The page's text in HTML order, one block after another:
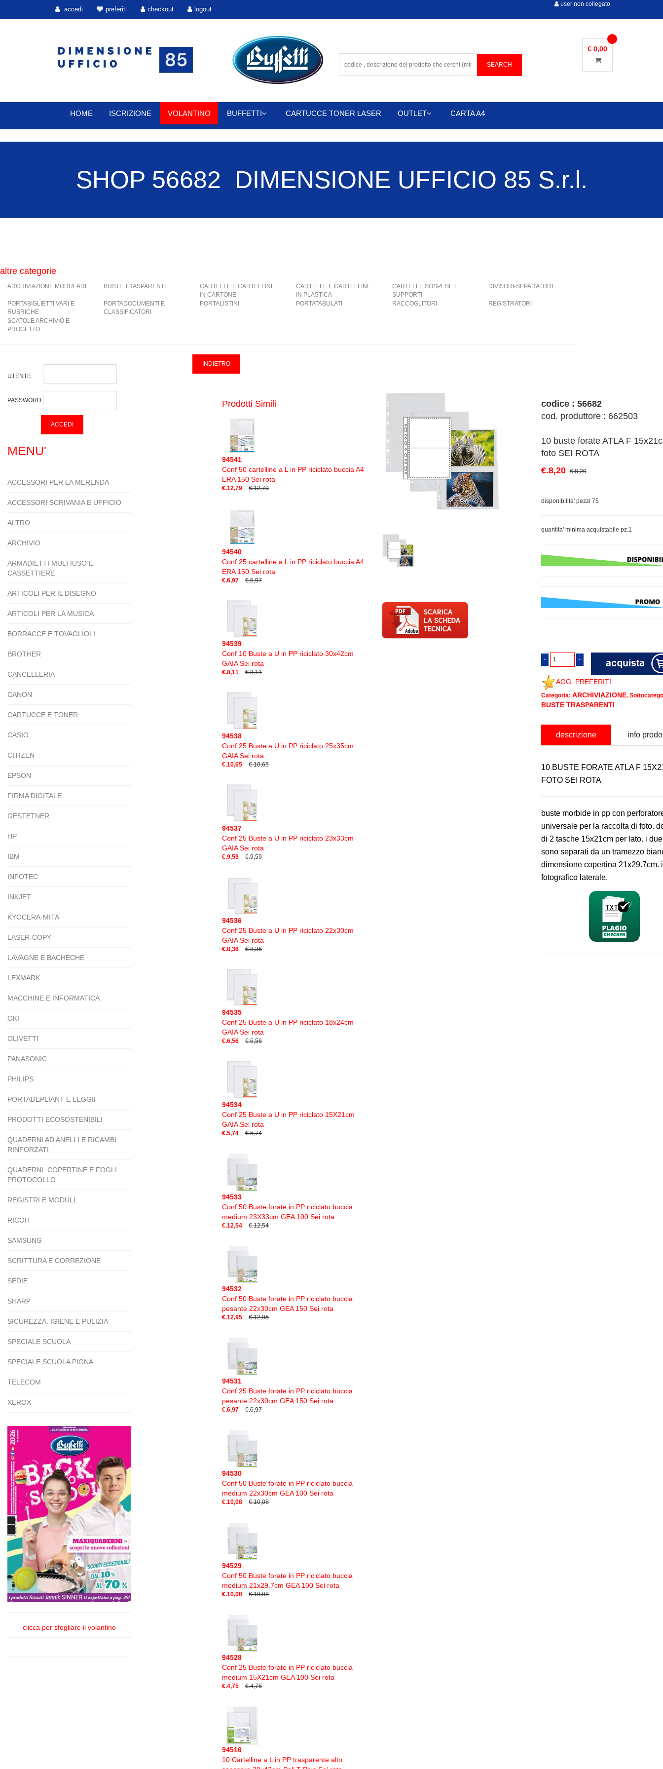
accedi preferiti checkout logout
user non collegato
€ 0,00
HOME ISCRIZIONE VOLANTINO BUFFETTI CARTUCCE TONER LASER OUTLET CARTA A4
SHOP 56682 DIMENSIONE UFFICIO 85 S.r.l.
altre categorie
ARCHIVIAZIONE MODULARE BUSTE TRASPARENTI
CARTELLE E CARTELLINE
IN CARTONE
CARTELLE E CARTELLINE
IN PLASTICA
CARTELLE SOSPESE E
SUPPORTI
DIVISORI-SEPARATORI
PORTABIGLIETTI VARI E
RUBRICHE
PORTADOCUMENTI E
CLASSIFICATORI
PORTALISTINI PORTATABULATI RACCOGLITORI REGISTRATORI
SCATOLE ARCHIVIO E
PROGETTO
UTENTE:
PASSWORD:
MENU'
ACCESSORI PER LA MERENDA
ACCESSORI SCRIVANIA E UFFICIO
ALTRO
ARCHIVIO
ARMADIETTI MULTIUSO E
CASSETTIERE
ARTICOLI PER IL DISEGNO
ARTICOLI PER LA MUSICA
BORRACCE E TOVAGLIOLI
BROTHER
CANCELLERIA
CANON
CARTUCCE E TONER
CASIO
CITIZEN
EPSON
FIRMA DIGITALE
GESTETNER
HP
IBM
INFOTEC
INKJET
KYOCERA-MITA
LASER-COPY
LAVAGNE E BACHECHE
LEXMARK
MACCHINE E INFORMATICA
OKI
OLIVETTI
PANASONIC
PHILIPS
PORTADEPLIANT E LEGGII
PRODOTTI ECOSOSTENIBILI
QUADERNI AD ANELLI E RICAMBI
RINFORZATI
QUADERNI. COPERTINE E FOGLI
PROTOCOLLO
REGISTRI E MODULI
RICOH
SAMSUNG
SCRITTURA E CORREZIONE
SEDIE
SHARP
SICUREZZA. IGIENE E PULIZIA
SPECIALE SCUOLA
SPECIALE SCUOLA PIGNA
TELECOM
XEROX
clicca per sfogliare il volantino
Prodotti Simili
94541
Conf 50 cartelline a L in PP riciclato buccia A4
ERA 150 Sei rota
€.12,79 €.12,79
94540
Conf 25 cartelline a L in PP riciclato buccia A4
ERA 150 Sei rota
€.6,97 €.6,97
94539
Conf 10 Buste a U in PP riciclato 30x42cm
GAIA Sei rota
€.8,11 €.8,11
94538
Conf 25 Buste a U in PP riciclato 25x35cm
GAIA Sei rota
€.10,65 €.10,65
94537
Conf 25 Buste a U in PP riciclato 23x33cm
GAIA Sei rota
€.9,59 €.9,59
94536
Conf 25 Buste a U in PP riciclato 22x30cm
GAIA Sei rota
€.8,36 €.8,36
94535
Conf 25 Buste a U in PP riciclato 18x24cm
GAIA Sei rota
€.6,56 €.6,56
94534
Conf 25 Buste a U in PP riciclato 15X21cm
GAIA Sei rota
€.5,74 €.5,74
94533
Conf 50 Buste forate in PP riciclato buccia
medium 23X33cm GEA 100 Sei rota
€.12,54 €.12,54
94532
Conf 50 Buste forate in PP riciclato buccia
pesante 22x30cm GEA 150 Sei rota
€.12,95 €.12,95
94531
Conf 25 Buste forate in PP riciclato buccia
pesante 22x30cm GEA 150 Sei rota
€.6,97 €.6,97
94530
Conf 50 Buste forate in PP riciclato buccia
medium 22x30cm GEA 100 Sei rota
€.10,08 €.10,08
94529
Conf 50 Buste forate in PP riciclato buccia
medium 21x29.7cm GEA 100 Sei rota
€.10,08 €.10,08
94528
Conf 25 Buste forate in PP riciclato buccia
medium 15X21cm GEA 100 Sei rota
€.4,75 €.4,75
94516
10 Cartelline a L in PP trasparente alto
codice : 56682
cod. produttore : 662503
10 buste forate ATLA F
foto SEI ROTA
€.8,20 €.8,20
disponibilita' pezzi 75
quantita' minima acquistabile pz.1
AGG. PREFERITI
Categoria: ARCHIVIAZIONE.
BUSTE TRASPARENTI
descrizione info
10 BUSTE FORATE ATLA F
FOTO SEI ROTA
buste morbide in pp con
universale per la raccolta di foto.
di 2 tasche 15x21cm per lato. i
sono separati da un tramezzo
dimensione copertina 21x29.7cm.
fotografico laterale.